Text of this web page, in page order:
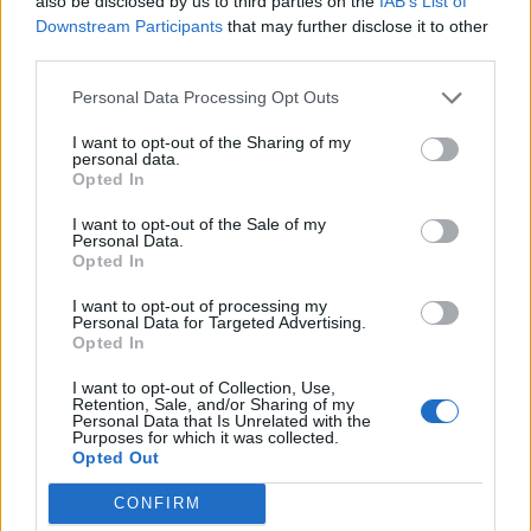
Downstream Participants that may further disclose it to other
Personal Data Processing Opt Outs
I want to opt-out of the Sharing of my
personal data.
Opted In
I want to opt-out of the Sale of my
Personal Data.
Opted In
I want to opt-out of processing my
Personal Data for Targeted Advertising.
Opted In
I want to opt-out of Collection, Use,
Retention, Sale, and/or Sharing of my
Personal Data that Is Unrelated with the
Purposes for which it was collected.
Opted Out
CONFIRM
Deseu el meu nom, el correu electrònic i el lloc web en
aquest navegador per a la propera vegada que comenti.
Captcha10 * 1 = ?
Please
enter